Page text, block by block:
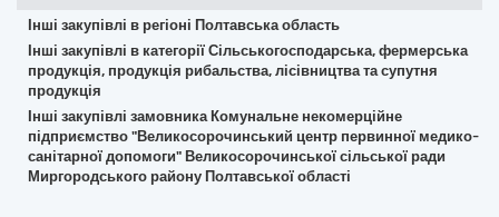
Інші закупівлі в регіоні Полтавська область
Інші закупівлі в категорії Сільськогосподарська, фермерська
продукція, продукція рибальства, лісівництва та супутня
продукція
Інші закупівлі замовника Комунальне некомерційне
підприємство "Великосорочинський центр первинної медико-
санітарної допомоги" Великосорочинської сільської ради
Миргородського району Полтавської області